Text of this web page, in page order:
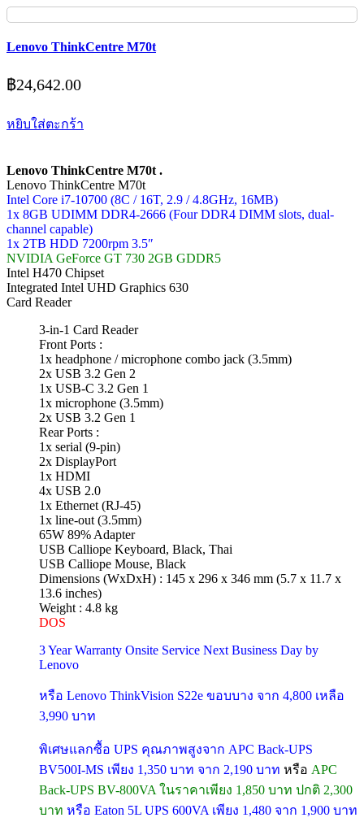
Lenovo ThinkCentre M70t
฿24,642.00
หยิบใส่ตะกร้า
Lenovo ThinkCentre M70t .
Lenovo ThinkCentre M70t
Intel Core i7-10700 (8C / 16T, 2.9 / 4.8GHz, 16MB)
1x 8GB UDIMM DDR4-2666 (Four DDR4 DIMM slots, dual-
channel capable)
1x 2TB HDD 7200rpm 3.5″
NVIDIA GeForce GT 730 2GB GDDR5
Intel H470 Chipset
Integrated Intel UHD Graphics 630
Card Reader
3-in-1 Card Reader
Front Ports :
1x headphone / microphone combo jack (3.5mm)
2x USB 3.2 Gen 2
1x USB-C 3.2 Gen 1
1x microphone (3.5mm)
2x USB 3.2 Gen 1
Rear Ports :
1x serial (9-pin)
2x DisplayPort
1x HDMI
4x USB 2.0
1x Ethernet (RJ-45)
1x line-out (3.5mm)
65W 89% Adapter
USB Calliope Keyboard, Black, Thai
USB Calliope Mouse, Black
Dimensions (WxDxH) : 145 x 296 x 346 mm (5.7 x 11.7 x
13.6 inches)
Weight : 4.8 kg
DOS
3 Year Warranty Onsite Service Next Business Day by
Lenovo
หรือ Lenovo ThinkVision S22e ขอบบาง จาก 4,800 เหลือ
3,990 บาท
พิเศษแลกซื้อ UPS คุณภาพสูงจาก APC Back-UPS
BV500I-MS เพียง 1,350 บาท จาก 2,190 บาท หรือ APC
Back-UPS BV-800VA ในราคาเพียง 1,850 บาท ปกติ 2,300
บาท หรือ Eaton 5L UPS 600VA เพียง 1,480 จาก 1,900 บาท